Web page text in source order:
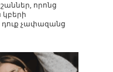
որոնց
կբերի
դուք չափազանց